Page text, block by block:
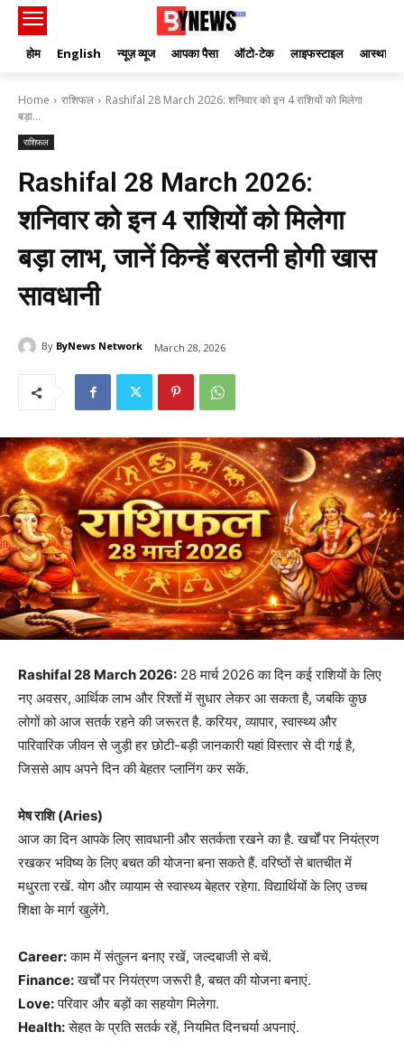
होम English न्यूज़ व्यूज आपका पैसा ऑटो-टेक लाइफस्टाइल आस्था
Home राशिफल
Rashifal 28 March 2026: शनिवार को इन 4 राशियों को मिलेगा
बड़ा...
राशिफल
Rashifal 28 March 2026:
शनिवार को इन 4 राशियों को मिलेगा
बड़ा लाभ, जानें किन्हें बरतनी होगी खास
सावधानी
By ByNews Network March 28, 2026
Rashifal 28 March 2026: 28 मार्च 2026 का दिन कई राशियों के लिए
नए अवसर, आर्थिक लाभ और रिश्तों में सुधार लेकर आ सकता है, जबकि कुछ
लोगों को आज सतर्क रहने की जरूरत है. करियर, व्यापार, स्वास्थ्य और
पारिवारिक जीवन से जुड़ी हर छोटी-बड़ी जानकारी यहां विस्तार से दी गई है,
जिससे आप अपने दिन की बेहतर प्लानिंग कर सकें.
मेष राशि (Aries)
आज का दिन आपके लिए सावधानी और सतर्कता रखने का है. खर्चों पर नियंत्रण
रखकर भविष्य के लिए बचत की योजना बना सकते हैं. वरिष्ठों से बातचीत में
मधुरता रखें. योग और व्यायाम से स्वास्थ्य बेहतर रहेगा. विद्यार्थियों के लिए उच्च
शिक्षा के मार्ग खुलेंगे.
Career:काम में संतुलन बनाए रखें, जल्दबाजी से बचें.
Finance:खर्चों पर नियंत्रण जरूरी है, बचत की योजना बनाएं.
Love:परिवार और बड़ों का सहयोग मिलेगा.
Health:सेहत के प्रति सतर्क रहें, नियमित दिनचर्या अपनाएं.